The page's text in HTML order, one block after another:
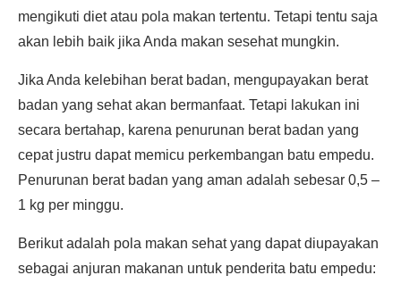
mengikuti diet atau pola makan tertentu. Tetapi tentu saja
akan lebih baik jika Anda makan sesehat mungkin.
Jika Anda kelebihan berat badan, mengupayakan berat
badan yang sehat akan bermanfaat. Tetapi lakukan ini
secara bertahap, karena penurunan berat badan yang
cepat justru dapat memicu perkembangan batu empedu.
Penurunan berat badan yang aman adalah sebesar 0,5 –
1 kg per minggu.
Berikut adalah pola makan sehat yang dapat diupayakan
sebagai anjuran makanan untuk penderita batu empedu: